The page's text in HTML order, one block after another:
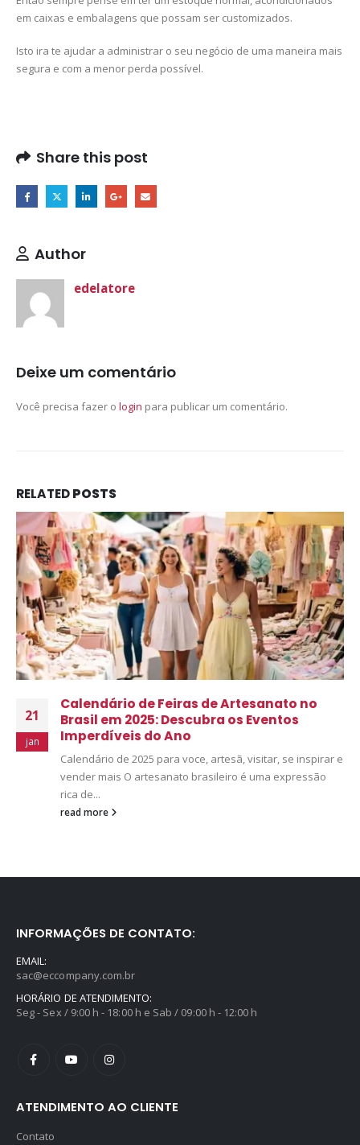
em caixas e embalagens que possam ser customizados.
Isto ira te ajudar a administrar o seu negócio de uma maneira mais
segura e com a menor perda possível.
Share this post
Author
edelatore
Deixe um comentário
Você precisa fazer o login para publicar um comentário.
RELATEDPOSTS
21
jan
Calendário de Feiras de Artesanato no
Brasil em 2025: Descubra os Eventos
Imperdíveis do Ano
Calendário de 2025 para voce, artesã, visitar, se inspirar e
vender mais O artesanato brasileiro é uma expressão
rica de...
read more
INFORMAÇÕES DE CONTATO:
EMAIL:
sac@eccompany.com.br
HORÁRIO DE ATENDIMENTO:
Seg - Sex / 9:00 h - 18:00 h e Sab / 09:00 h - 12:00 h
ATENDIMENTO AO CLIENTE
Contato